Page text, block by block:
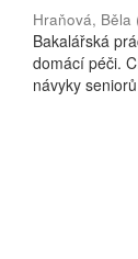
Hraňová, Běla
Bakalářská
domácí péči.
návyky